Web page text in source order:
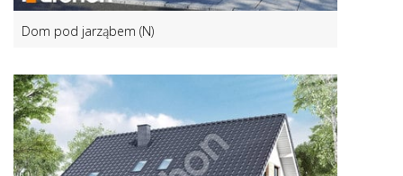
Dom pod jarząbem (N)